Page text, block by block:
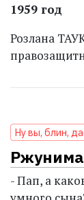
1959 год
Розлана
Ну вы, блин,
- Пап, а